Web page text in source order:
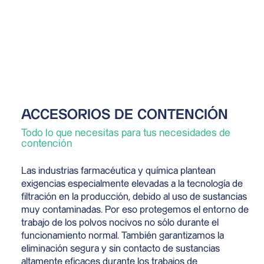
ACCESORIOS DE CONTENCIÓN
Todo lo que necesitas para tus necesidades de
contención
Las industrias farmacéutica y química plantean
exigencias especialmente elevadas a la tecnología de
filtración en la producción, debido al uso de sustancias
muy contaminadas. Por eso protegemos el entorno de
trabajo de los polvos nocivos no sólo durante el
funcionamiento normal. También garantizamos la
eliminación segura y sin contacto de sustancias
altamente eficaces durante los trabajos de